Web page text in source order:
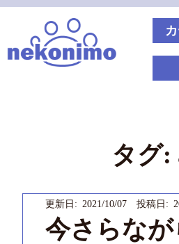
タグ:
今さらなが
更新日: 2021/10/07 投稿日: